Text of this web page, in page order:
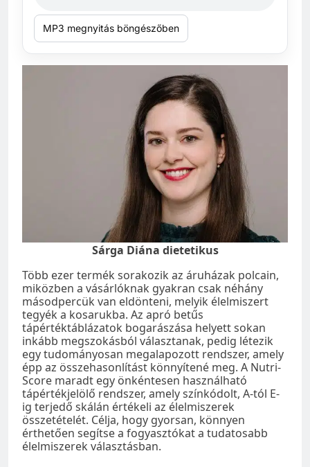
MP3 megnyitás böngészőben
Sárga Diána dietetikus
Több ezer termék sorakozik az áruházak polcain,
miközben a vásárlóknak gyakran csak néhány
másodpercük van eldönteni, melyik élelmiszert
tegyék a kosarukba. Az apró betűs
tápértéktáblázatok bogarászása helyett sokan
inkább megszokásból választanak, pedig létezik
egy tudományosan megalapozott rendszer, amely
épp az összehasonlítást könnyítené meg. A Nutri-
Score maradt egy önkéntesen használható
tápértékjelölő rendszer, amely színkódolt, A-tól E-
ig terjedő skálán értékeli az élelmiszerek
összetételét. Célja, hogy gyorsan, könnyen
érthetően segítse a fogyasztókat a tudatosabb
élelmiszerek választásban.